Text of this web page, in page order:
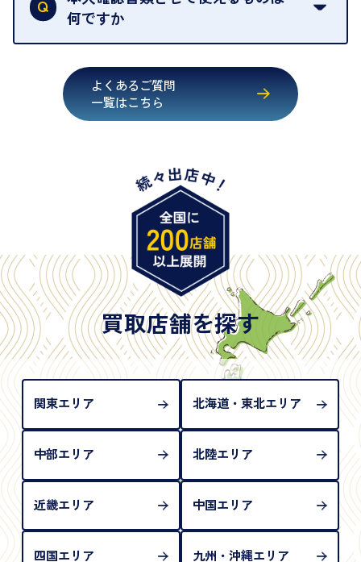
いただくためにも、ご協力をお願いいたします。
何ですか
・健康保険証確認書
・マイナンバーカード
・在留カード
・旧パスポート
※原則として「公的機関が発行し、氏名、住所、生
年月日が記載されているもの
※日本国政府発行のもの
※2020年2月4日以降に申請された新型パスポートに
は「所持人記入欄（住所記載欄）」が存在しないた
め、単体では古物営業法上の本人確認書類として認
められない（住所確認ができないため）。補助書類
が必要となります
よくあるご質問
一覧はこちら
買取店舗を探す
関東エリア 北海道・東北エリア
中部エリア 北陸エリア
近畿エリア 中国エリア
四国エリア 九州・沖縄エリア